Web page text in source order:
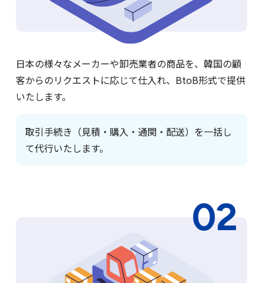
日本の様々なメーカーや卸売業者の商品を、韓国の顧
客からのリクエストに応じて仕入れ、BtoB形式で提供
いたします。
取引手続き（見積・購入・通関・配送）を一括し
て代行いたします。